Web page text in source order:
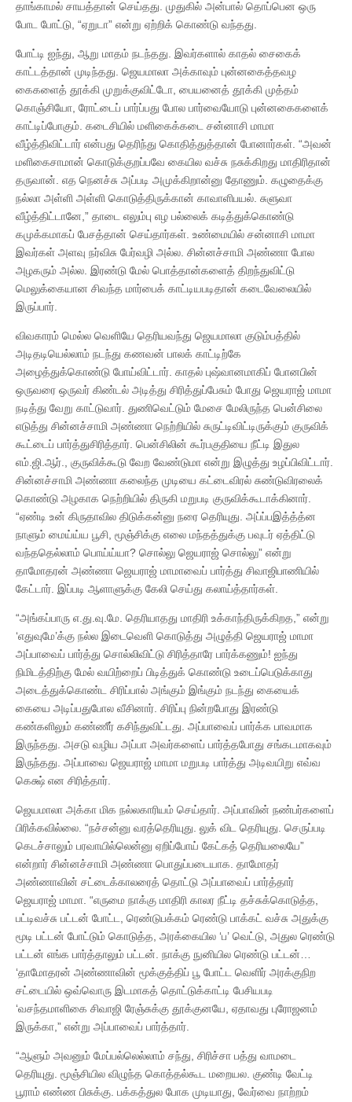
தாங்காமல் சாயத்தான் செய்தது. முதுகில் அன்பால் தொப்பென ஒரு
போட போட்டு, “ஏறுடா” என்று ஏற்றிக் கொண்டு வந்தது.
போட்டி ஐந்து, ஆறு மாதம் நடந்தது. இவர்களால் காதல் சைகைக்
காட்டத்தான் முடிந்தது. ஜெயமாலா அக்காவும் புன்னகைத்தவழ
கைகளைத் தூக்கி முறுக்குவிட்டோ, பையனைத் தூக்கி முத்தம்
கொஞ்சியோ, ரோட்டைப் பார்ப்பது போல பார்வையோடு புன்னகைகளைக்
காட்டிப்போகும். கடைசியில் மளிகைக்கடை சன்னாசி மாமா
வீழ்த்திவிட்டார் என்பது தெரிந்து கொதித்துத்தான் போனார்கள். “அவன்
மளிகைசாமான் கொடுக்குறப்பவே கையில வச்சு நசுக்கிறது மாதிரிதான்
தருவான். எத நெனச்சு அப்படி அமுக்கிறான்னு தோணும். கழுதைக்கு
நல்லா அள்ளி அள்ளி கொடுத்திருக்கான் காவாளிபயல். சுளுவா
வீழ்த்திட்டானே,” தாடை எலும்பு எழ பல்லைக் கடித்துக்கொண்டு
கமுக்கமாகப் பேசத்தான் செய்தார்கள். உண்மையில் சன்னாசி மாமா
இவர்கள் அளவு நர்விசு பேர்வழி அல்ல. சின்னச்சாமி அண்ணா போல
அழகரும் அல்ல. இரண்டு மேல் பொத்தான்களைத் திறந்துவிட்டு
மெலுக்கையான சிவந்த மார்பைக் காட்டியபடிதான் கடைவேலையில்
இருப்பார்.
விவகாரம் மெல்ல வெளியே தெரியவந்து ஜெயமாலா குடும்பத்தில்
அடிதடியெல்லாம் நடந்து கணவன் பாலக் காட்டிற்கே
அழைத்துக்கொண்டு போய்விட்டார். காதல் புஷ்வானமாகிப் போனபின்
ஒருவரை ஒருவர் கிண்டல் அடித்து சிரித்துப்பேசும் போது ஜெயராஜ் மாமா
நடித்து வேறு காட்டுவார். துணிவெட்டும் மேசை மேலிருந்த பென்சிலை
எடுத்து சின்னச்சாமி அண்ணா நெற்றியில் சுருட்டிவிட்டிருக்கும் குருவிக்
கூட்டைப் பார்த்துசிரித்தார். பென்சிலின் கூர்பகுதியை நீட்டி இதுல
எம்.ஜி.ஆர்., குருவிக்கூடு வேற வேண்டுமா என்று இழுத்து உழப்பிவிட்டார்.
சின்னச்சாமி அண்ணா கலைந்த முடியை கட்டைவிரல் சுண்டுவிரலைக்
கொண்டு அழகாக நெற்றியில் திருகி மறுபடி குருவிக்கூடாக்கினார்.
“ஏண்டி உன் கிருதாவில திடுக்கன்னு நரை தெரியுது. அப்ப்பஇத்த்த்ன
நாளும் மைய்ய்ய பூசி, மூஞ்சிக்கு எலை மந்தத்துக்கு பவுடர் ஏத்திட்டு
வந்ததெல்லாம் பொய்ய்யா? சொல்லு ஜெயராஜ் சொல்லு” என்று
தாமோதரன் அண்ணா ஜெயராஜ் மாமாவைப் பார்த்து சிவாஜிபாணியில்
கேட்டார். இப்படி ஆளாளுக்கு கேலி செய்து கலாய்த்தார்கள்.
“அங்கப்பாரு எ.து.வு.மே. தெரியாதது மாதிரி உக்காந்திருக்கிறத,” என்று
‘எதுவுமே’க்கு நல்ல இடைவெளி கொடுத்து அழுத்தி ஜெயராஜ் மாமா
அப்பாவைப் பார்த்து சொல்லிவிட்டு சிரித்தாரே பார்க்கணும்! ஐந்து
நிமிடத்திற்கு மேல் வயிற்றைப் பிடித்துக் கொண்டு உடைப்பெடுக்காது
அடைத்துக்கொண்ட சிரிப்பால் அங்கும் இங்கும் நடந்து கையைக்
கையை அடிப்பதுபோல வீசினார். சிரிப்பு நின்றபோது இரண்டு
கண்களிலும் கண்ணீர் கசிந்துவிட்டது. அப்பாவைப் பார்க்க பாவமாக
இருந்தது. அசடு வழிய அப்பா அவர்களைப் பார்த்தபோது சங்கடமாகவும்
இருந்தது. அப்பாவை ஜெயராஜ் மாமா மறுபடி பார்த்து அடிவயிறு எவ்வ
கெக்ஷ் என சிரித்தார்.
ஜெயமாலா அக்கா மிக நல்லகாரியம் செய்தார். அப்பாவின் நண்பர்களைப்
பிரிக்கவில்லை. “நச்சன்னு வரத்தெரியுது. லுக் விட தெரியுது. செருப்படி
கெடச்சாலும் பரவாயில்லென்னு ஏறிப்போய் கேட்கத் தெரியலையே”
என்றார் சின்னச்சாமி அண்ணா பொதுப்படையாக. தாமோதர்
அண்ணாவின் சட்டைக்காலரைத் தொட்டு அப்பாவைப் பார்த்தார்
ஜெயராஜ் மாமா. “எருமை நாக்கு மாதிரி காலர நீட்டி தச்சுக்கொடுத்த,
பட்டிவச்சு பட்டன் போட்ட, ரெண்டுபக்கம் ரெண்டு பாக்கட் வச்சு அதுக்கு
மூடி பட்டன் போட்டும் கொடுத்த, அரக்கையில ‘ப’ வெட்டு, அதுல ரெண்டு
பட்டன் எங்க பார்த்தாலும் பட்டன். நாக்கு நுனியில ரெண்டு பட்டன்…
‘தாமோதரன் அண்ணாவின் மூக்குத்திப் பூ போட்ட வெளிர் அரக்குநிற
சட்டையில் ஒவ்வொரு இடமாகத் தொட்டுக்காட்டி பேசியபடி
‘வசந்தமாளிகை சிவாஜி ரேஞ்சுக்கு தூக்குனயே, ஏதாவது புரோஜனம்
இருக்கா,” என்று அப்பாவைப் பார்த்தார்.
“ஆளும் அவனும் மேப்பல்லெல்லாம் சந்து, சிரிச்சா பத்து வாமடை
தெரியுது. மூஞ்சியில விழுந்த கொத்தல்கூட மறையல. குண்டி வேட்டி
பூராம் எண்ண பிசுக்கு. பக்கத்துல போக முடியாது, வேர்வை நாற்றம்